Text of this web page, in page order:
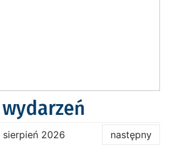
sierpień 2026 następny